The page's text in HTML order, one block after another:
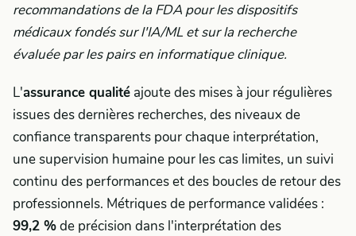
recommandations de la FDA pour les dispositifs
médicaux fondés sur l'IA/ML et sur la recherche
évaluée par les pairs en informatique clinique.
L'assurance qualité ajoute des mises à jour régulières
issues des dernières recherches, des niveaux de
confiance transparents pour chaque interprétation,
une supervision humaine pour les cas limites, un suivi
continu des performances et des boucles de retour des
professionnels. Métriques de performance validées :
99,2 %de précision dans l'interprétation des